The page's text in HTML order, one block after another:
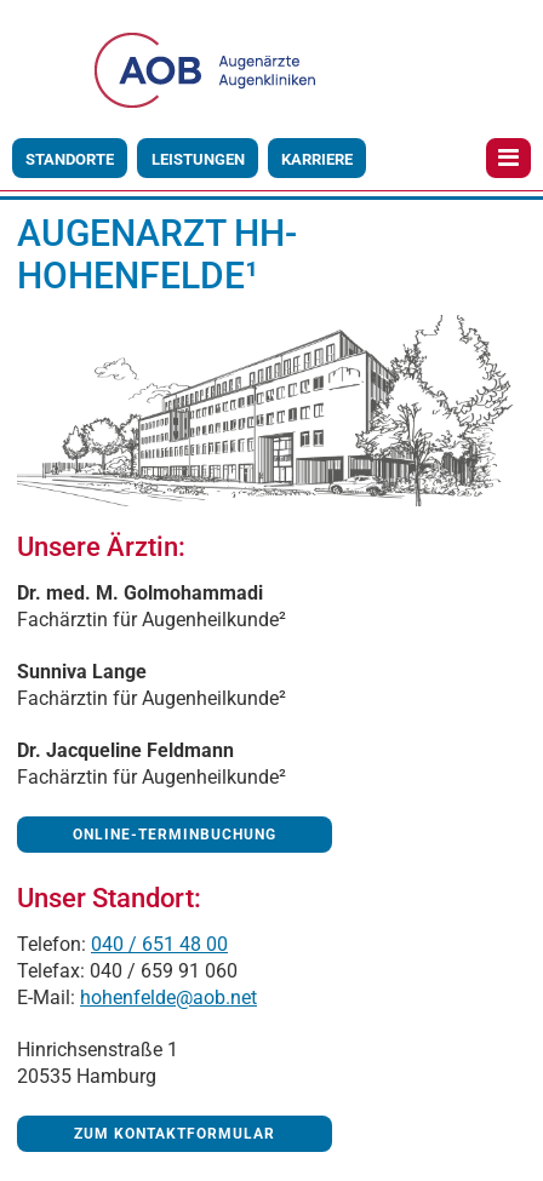
STANDORTE LEISTUNGEN KARRIERE
AUGENARZT HH-
HOHENFELDE¹
Unsere Ärztin:
Dr. med. M. Golmohammadi
Fachärztin für Augenheilkunde²
Sunniva Lange
Fachärztin für Augenheilkunde²
Dr. Jacqueline Feldmann
Fachärztin für Augenheilkunde²
ONLINE-TERMINBUCHUNG
Unser Standort:
Telefon: 040 / 651 48 00
Telefax: 040 / 659 91 060
E-Mail: hohenfelde@aob.net
Hinrichsenstraße 1
20535 Hamburg
ZUM KONTAKTFORMULAR